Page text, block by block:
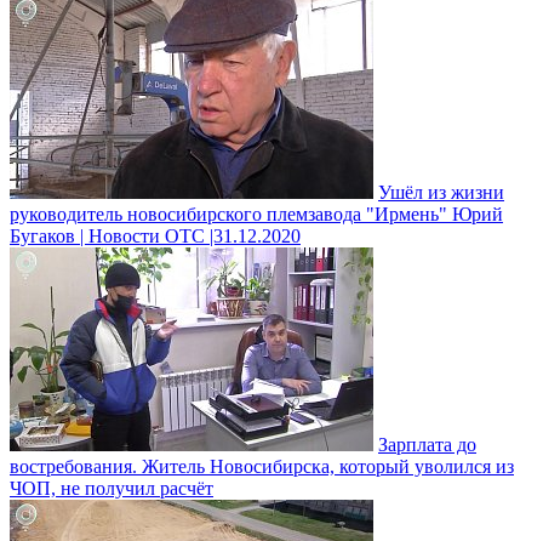
Ушёл из жизни
руководитель новосибирского племзавода "Ирмень" Юрий
Бугаков | Новости ОТС |31.12.2020
Зарплата до
востребования. Житель Новосибирска, который уволился из
ЧОП, не получил расчёт